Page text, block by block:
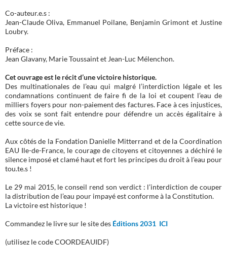
Co-auteur.e.s :
Jean-Claude Oliva, Emmanuel Poilane, Benjamin Grimont et Justine
Loubry.
Préface :
Jean Glavany, Marie Toussaint et Jean-Luc Mélenchon.
Cet ouvrage est le récit d’une victoire historique.
Des multinationales de l’eau qui malgré l’interdiction légale et les
condamnations continuent de faire fi de la loi et coupent l’eau de
milliers foyers pour non-paiement des factures. Face à ces injustices,
des voix se sont fait entendre pour défendre un accès égalitaire à
cette source de vie.
Aux côtés de la Fondation Danielle Mitterrand et de la Coordination
EAU Ile-de-France, le courage de citoyens et citoyennes a déchiré le
silence imposé et clamé haut et fort les principes du droit à l’eau pour
tou.te.s !
Le 29 mai 2015, le conseil rend son verdict : l’interdiction de couper
la distribution de l’eau pour impayé est conforme à la Constitution.
La victoire est historique !
Commandez le livre sur le site des Éditions 2031 ICI
(utilisez le code COORDEAUIDF)